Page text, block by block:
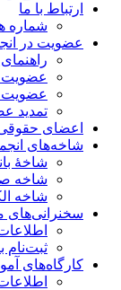
ارتباط با ما
شماره
عضویت در
راهنمای
عضویت
عضویت
تمدید
اعضای حقوقی
شاخه‌های انجمن
شاخۀ
شاخه
شاخه‌
سخنرانی‌های
اطلاعات
ثبت‌نام
کارگاه‌های
اطلاعات